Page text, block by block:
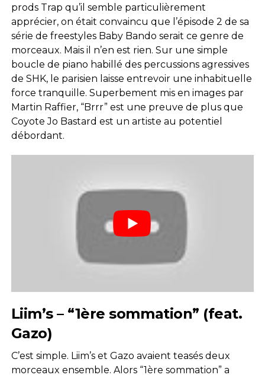
prods Trap qu’il semble particulièrement
apprécier, on était convaincu que l’épisode 2 de sa
série de freestyles Baby Bando serait ce genre de
morceaux. Mais il n’en est rien. Sur une simple
boucle de piano habillé des percussions agressives
de SHK, le parisien laisse entrevoir une inhabituelle
force tranquille. Superbement mis en images par
Martin Raffier, “Brrr” est une preuve de plus que
Coyote Jo Bastard est un artiste au potentiel
débordant.
Liim’s – “1ère sommation” (feat.
Gazo)
C’est simple. Liim’s et Gazo avaient teasés deux
morceaux ensemble. Alors “1ère sommation” a